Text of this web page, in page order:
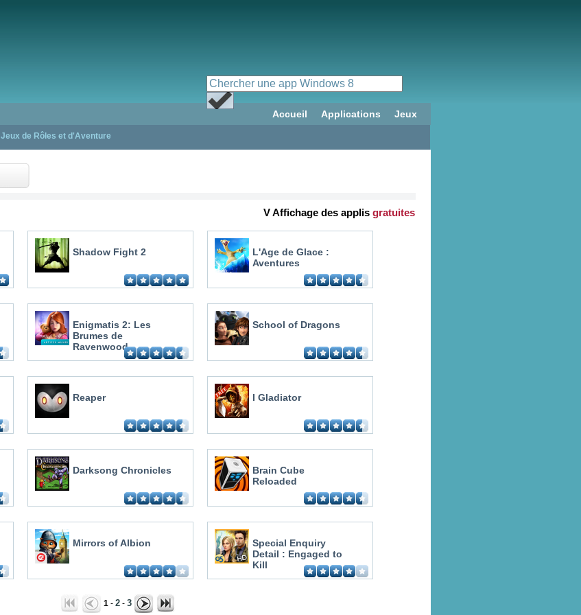
Accueil Applications Jeux
Jeux de Rôles et d'Aventure
V Affichage des applis gratuites
Shadow Fight 2
L'Age de Glace :
Aventures
Enigmatis 2: Les
Brumes de
Ravenwood
School of Dragons
Reaper I Gladiator
Darksong Chronicles
Brain Cube
Reloaded
Mirrors of Albion
Special Enquiry
Detail : Engaged to
Kill
1 - 2- 3